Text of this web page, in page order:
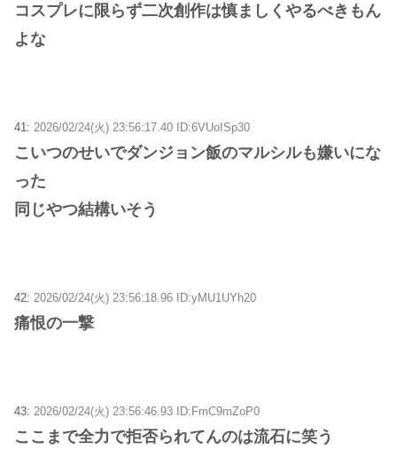
コスプレに限らず二次創作は慎ましくやるべきもん
よな
41: 2026/02/24(火) 23:56:17.40 ID:6VUoISp30
こいつのせいでダンジョン飯のマルシルも嫌いにな
った
同じやつ結構いそう
42: 2026/02/24(火) 23:56:18.96 ID:yMU1UYh20
痛恨の一撃
43: 2026/02/24(火) 23:56:46.93 ID:FmC9mZoP0
ここまで全力で拒否られてんのは流石に笑う